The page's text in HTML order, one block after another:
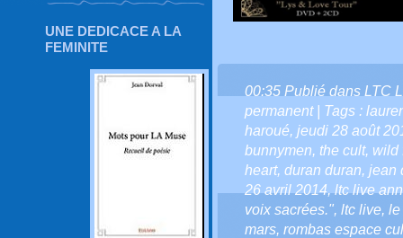
UNE DEDICACE A LA
FEMINITE
00:35 Publié dans LTC
permanent| Tags :
haroué, jeudi 28 août
bunnymen, the cult, wild
heart, duran duran, jean
26 avril 2014,ltc live
voix sacrées.", ltc live, le
mars, rombas espace